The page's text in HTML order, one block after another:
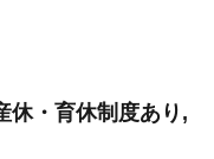
休・育休制度あり,